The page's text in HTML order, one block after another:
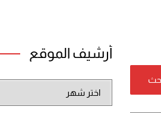
أرشيف الموقع
الموقع